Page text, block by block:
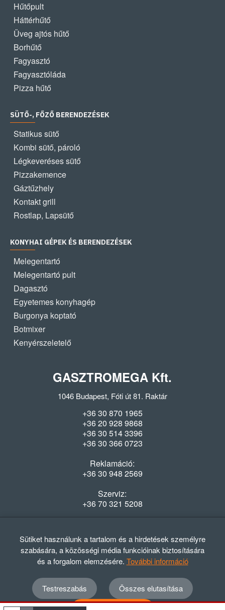
Hűtőpult
Háttérhűtő
Üveg ajtós hűtő
Borhűtő
Fagyasztó
Fagyasztóláda
Pizza hűtő
SÜTŐ-, FŐZŐ BERENDEZÉSEK
Statikus sütő
Kombi sütő, pároló
Légkeveréses sütő
Pizzakemence
Gáztűzhely
Kontakt grill
Rostlap, Lapsütő
KONYHAI GÉPEK ÉS BERENDEZÉSEK
Melegentartó
Melegentartó pult
Dagasztó
Egyetemes konyhagép
Burgonya koptató
Botmixer
Kenyérszeletelő
GASZTROMEGA Kft.
1046 Budapest, Fóti út 81. Raktár
+36 30 870 1965
+36 20 928 9868
+36 30 514 3396
+36 30 366 0723
Reklamáció:
+36 30 948 2569
Szerviz:
+36 70 321 5208
Hétfő-Péntek: 08:00-16:30
© 2012 - 2024 GASZTRΩMEGA Kft.
Adatvédelmi szabályzat
ÁSZF Elállási nyilatkozat
Sütiket használunk a tartalom és a hirdetések személyre
szabására, a közösségi média funkcióinak biztosítására
és a forgalom elemzésére. További információ
Testreszabás
Összes elutasítása